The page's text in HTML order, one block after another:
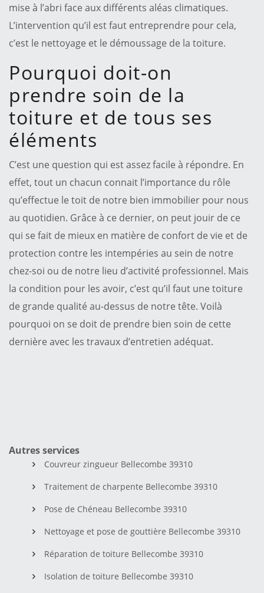
mise à l’abri face aux différents aléas climatiques.
L’intervention qu’il est faut entreprendre pour cela,
c’est le nettoyage et le démoussage de la toiture.
Pourquoi doit-on
prendre soin de la
toiture et de tous ses
éléments
C’est une question qui est assez facile à répondre. En
effet, tout un chacun connait l’importance du rôle
qu’effectue le toit de notre bien immobilier pour nous
au quotidien. Grâce à ce dernier, on peut jouir de ce
qui se fait de mieux en matière de confort de vie et de
protection contre les intempéries au sein de notre
chez-soi ou de notre lieu d’activité professionnel. Mais
la condition pour les avoir, c’est qu’il faut une toiture
de grande qualité au-dessus de notre tête. Voilà
pourquoi on se doit de prendre bien soin de cette
dernière avec les travaux d’entretien adéquat.
Autres services
Couvreur zingueur Bellecombe 39310
Traitement de charpente Bellecombe 39310
Pose de Chéneau Bellecombe 39310
Nettoyage et pose de gouttière Bellecombe 39310
Réparation de toiture Bellecombe 39310
Isolation de toiture Bellecombe 39310